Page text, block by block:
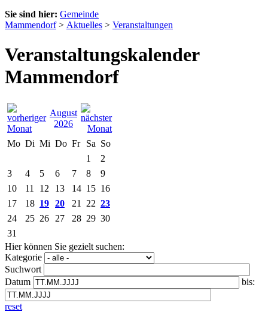
Sie sind hier: Gemeinde
Mammendorf> Aktuelles > Veranstaltungen
Veranstaltungskalender
Mammendorf
August
2026
Mo Di Mi Do Fr Sa So
1
2
3
4 5 6 7 8
9
10
11 12 13 14 15 16
17
18 19 20 21 22 23
24
25 26 27 28 29 30
31
Hier können Sie gezielt suchen:
Kategorie
Suchwort
Datum
bis:
reset